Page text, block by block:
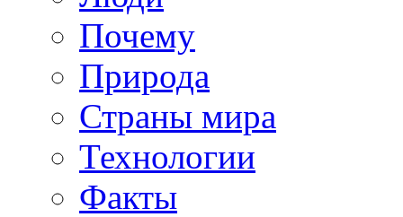
Почему
Природа
Страны мира
Технологии
Факты